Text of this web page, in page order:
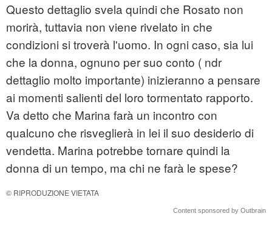
Questo dettaglio svela quindi che Rosato non
morirà, tuttavia non viene rivelato in che
condizioni si troverà l'uomo. In ogni caso, sia lui
che la donna, ognuno per suo conto ( ndr
dettaglio molto importante) inizieranno a pensare
ai momenti salienti del loro tormentato rapporto.
Va detto che Marina farà un incontro con
qualcuno che risveglierà in lei il suo desiderio di
vendetta. Marina potrebbe tornare quindi la
donna di un tempo, ma chi ne farà le spese?
© RIPRODUZIONE VIETATA
Content sponsored by Outbrain